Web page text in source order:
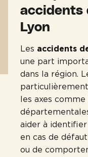
accidents
Lyon
Les accidents
une part
dans la région.
les axes
aider à
en cas de
ou de